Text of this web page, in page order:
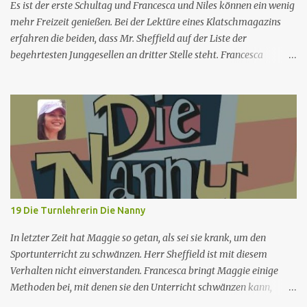
für Öffentlichkeitsarbeit, die sich mit allen möglichen Dingen
beschäftigen, von humorvollen Kleinigkeiten des Alltags bis hin zu
großen...
Es ist der erste Schultag und Francesca und Niles können ein wenig
mehr Freizeit genießen. Bei der Lektüre eines Klatschmagazins
erfahren die beiden, dass Mr. Sheffield auf der Liste der
begehrtesten Junggesellen an dritter Stelle steht. Francesca
Nachtclub zu gehen. Der Mann ist der einzige, dem es gelingt, in
einen exklusiven Club zu gelangen, und dort trifft er Leslie, ein
Mädchen, das Francesca körperlich und in den Gesten sehr ähnlich
ist. Die Ähnlichkeit zwischen den beiden ist für jeden
offensichtlich, außer für Francesca und Maxwell. Herr Sheffield
geht ein paar Mal mit Leslie aus, beendet dann aber die
Beziehung, weil er merkt, dass der Frau etwas fehlt (d.h. sie ist
nicht Francesca). In der Zwischenzeit gerät Brighton in eine Krise,
weil ihre neuen Gefährten größer sind als sie. Sowohl Francesca als
auch Maxwell sind überzeugt, dass es sich um die Grö...
19 Die Turnlehrerin Die Nanny
In letzter Zeit hat Maggie so getan, als sei sie krank, um den
Sportunterricht zu schwänzen. Herr Sheffield ist mit diesem
Verhalten nicht einverstanden. Francesca bringt Maggie einige
Methoden bei, mit denen sie den Unterricht schwänzen kann,